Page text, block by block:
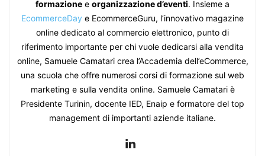
formazione e organizzazione d’eventi. Insieme a
EcommerceDay e EcommerceGuru, l’innovativo magazine
online dedicato al commercio elettronico, punto di
riferimento importante per chi vuole dedicarsi alla vendita
online, Samuele Camatari crea l’Accademia dell’eCommerce,
una scuola che offre numerosi corsi di formazione sul web
marketing e sulla vendita online. Samuele Camatari è
Presidente Turinin, docente IED, Enaip e formatore del top
management di importanti aziende italiane.